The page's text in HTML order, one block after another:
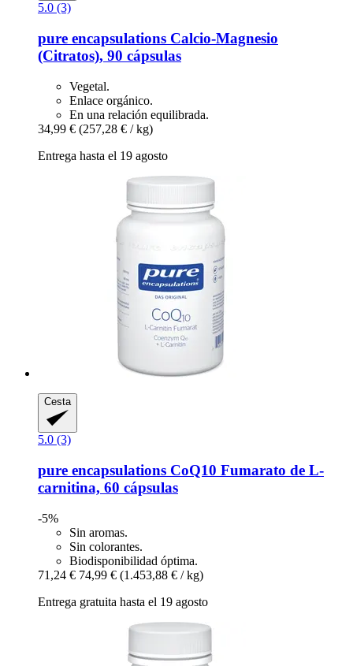
5.0 (3)
pure encapsulations Calcio-​Magnesio
(Citratos), 90 cápsulas
Vegetal.
Enlace orgánico.
En una relación equilibrada.
34,99 € (257,28 € / kg)
Entrega hasta el 19 agosto
Cesta
5.0 (3)
pure encapsulations CoQ10 Fumarato de L-​
carnitina, 60 cápsulas
-5%
Sin aromas.
Sin colorantes.
Biodisponibilidad óptima.
71,24 € 74,99 € (1.453,88 € / kg)
Entrega gratuita hasta el 19 agosto